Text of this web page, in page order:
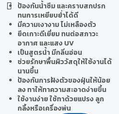
ป้องกันน้ำซึม และคราบสกปรก
ทนการเหยียบย่ำได้ดี
มีความเงางาม ไม่เหลืองตัว
ยึดเกาะดีเยี่ยม ทนต่อสภาวะ
อากาศ และแสง UV
เป็นสูตรน้ำ มีกลิ่นอ่อน
ช่วยรักษาพื้นผิววัสดุให้ใช้งานได้
นานขึ้น
ป้องกันการฝังตัวของฝุ่นให้น้อย
ลง ทาให้ทาความสะอาดง่ายขึ้น
ใช้งานง่าย ใช้ทาด้วยแปรง ลูก
กลิ้งหรือเครื่องพ่น